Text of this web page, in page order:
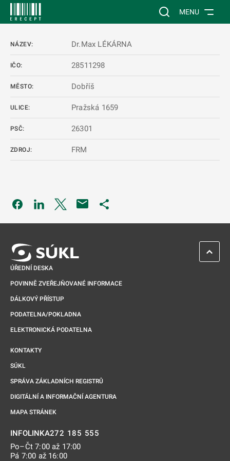
Vyhledávání na
MENU
NÁZEV: Dr.Max LÉKÁRNA
IČO: 28511298
MĚSTO: Dobříš
ULICE: Pražská 1659
PSČ: 26301
ZDROJ: FRM
Odkaz se otevře na nové kartě
Odkaz se otevře na nové kartě
Odkaz se otevře na nové kartě
ÚŘEDNÍ DESKA
POVINNĚ ZVEŘEJŇOVANÉ INFORMACE
DÁLKOVÝ PŘÍSTUP
PODATELNA/POKLADNA
ELEKTRONICKÁ PODATELNA
KONTAKTY
SÚKL
SPRÁVA ZÁKLADNÍCH REGISTRŮ
DIGITÁLNÍ A INFORMAČNÍ AGENTURA
MAPA STRÁNEK
INFOLINKA272 185 555
Po–Čt 7:00 až 17:00
Pá 7:00 až 16:00
ZPĚT